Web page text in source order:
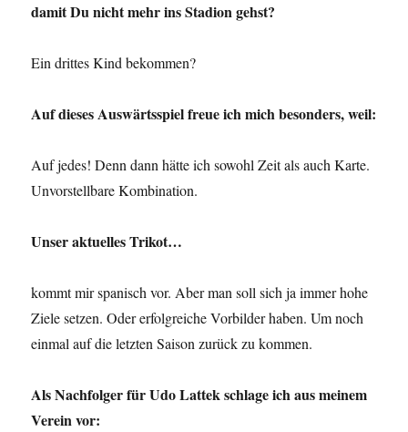
damit Du nicht mehr ins Stadion gehst?
Ein drittes Kind bekommen?
Auf dieses Auswärtsspiel freue ich mich besonders, weil:
Auf jedes! Denn dann hätte ich sowohl Zeit als auch Karte.
Unvorstellbare Kombination.
Unser aktuelles Trikot…
kommt mir spanisch vor. Aber man soll sich ja immer hohe
Ziele setzen. Oder erfolgreiche Vorbilder haben. Um noch
einmal auf die letzten Saison zurück zu kommen.
Als Nachfolger für Udo Lattek schlage ich aus meinem
Verein vor: